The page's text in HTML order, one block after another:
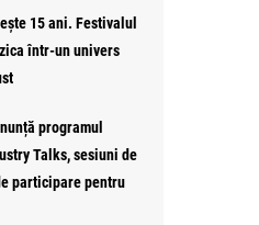
15 ani. Festivalul
într-un univers
programul
Talks, sesiuni de
participare pentru